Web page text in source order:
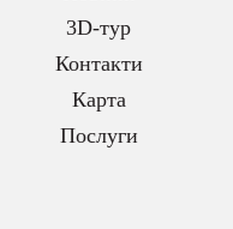
3D-тур
Контакти
Карта
Послуги